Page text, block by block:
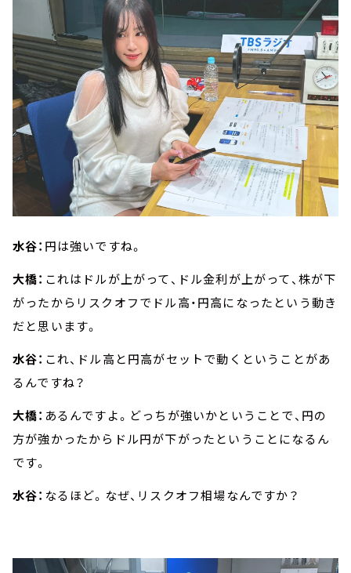
水谷： 円は強いですね。
大橋： これはドルが上がって、ドル金利が上がって、株が下
がったからリスクオフでドル高・円高になったという動き
だと思います。
水谷： これ、ドル高と円高がセットで動くということがあ
るんですね？
大橋： あるんですよ。どっちが強いかということで、円の
方が強かったからドル円が下がったということになるん
です。
水谷： なるほど。なぜ、リスクオフ相場なんですか？